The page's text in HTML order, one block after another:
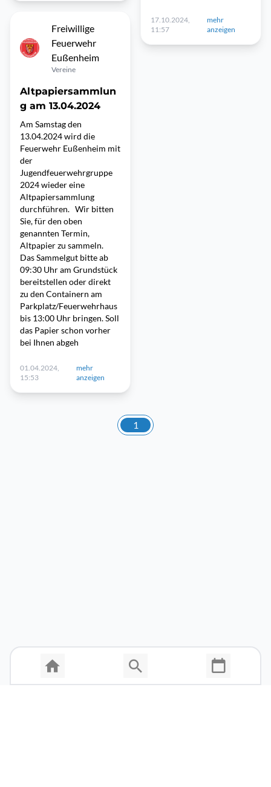
Freiwillige
Feuerwehr
Eußenheim
Vereine
Altpapiersammlun
g am 13.04.2024
Am Samstag den
13.04.2024 wird die
Feuerwehr Eußenheim mit
der
Jugendfeuerwehrgruppe
2024 wieder eine
Altpapiersammlung
durchführen. Wir bitten
Sie, für den oben
genannten Termin,
Altpapier zu sammeln.
Das Sammelgut bitte ab
09:30 Uhr am Grundstück
bereitstellen oder direkt
zu den Containern am
Parkplatz/Feuerwehrhaus
bis 13:00 Uhr bringen. Soll
das Papier schon vorher
bei Ihnen abgeh
01.04.2024,
15:53
mehr
anzeigen
17.10.2024,
11:57
mehr
anzeigen
1